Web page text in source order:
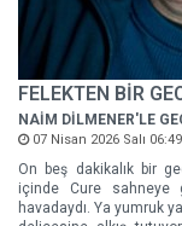
FELEKTEN BİR
NAİM DİLMENER'LE
07 Nisan 2026 Salı 06:49
On beş dakikalık bir
içinde Cure sahneye
havadaydı. Ya yumruk